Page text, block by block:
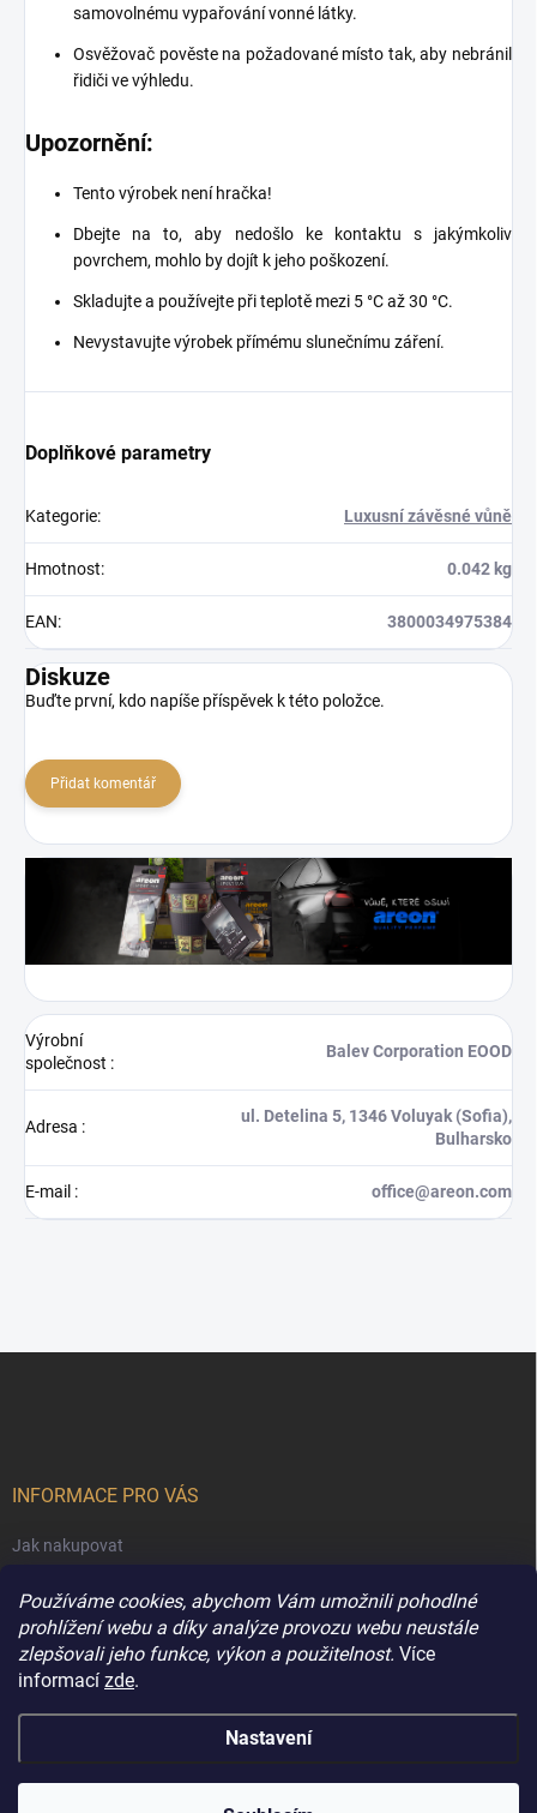
Používáme cookies, abychom Vám umožnili pohodlné
prohlížení webu a díky analýze provozu webu neustále
zlepšovali jeho funkce, výkon a použitelnost. Více
informací zde.
Nastavení
samovolnému vypařování vonné látky.
Osvěžovač pověste na požadované místo tak, aby nebránil
řidiči ve výhledu.
Upozornění:
Tento výrobek není hračka!
Dbejte na to, aby nedošlo ke kontaktu s jakýmkoliv
povrchem, mohlo by dojít k jeho poškození.
Skladujte a používejte při teplotě mezi 5 °C až 30 °C.
Nevystavujte výrobek přímému slunečnímu záření.
Doplňkové parametry
Kategorie: Luxusní závěsné vůně
Hmotnost: 0.042 kg
EAN: 3800034975384
Diskuze
Buďte první, kdo napíše příspěvek k této položce.
Přidat komentář
Výrobní
společnost :
Balev Corporation EOOD
Adresa :
ul. Detelina 5, 1346 Voluyak (Sofia),
Bulharsko
E-mail : office@areon.com
INFORMACE PRO VÁS
Jak nakupovat
Podmínky ochrany osobních údajů
Kontakty
Extravune.cz . Všechna práva vyhrazena.